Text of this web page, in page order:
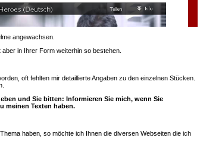
angewachsen.
in Ihrer Form weiterhin so bestehen.
oft fehlten mir detaillierte Angaben zu den einzelnen Stücken.
und Sie bitten: Informieren Sie mich, wenn Sie
meinen Texten haben.
haben, so möchte ich Ihnen die diversen Webseiten die ich